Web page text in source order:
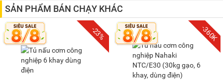
8 triệu - 10 triệu (3)
10 triệu - 15 triệu (17)
15 triệu - 20 triệu
20 triệu - 25 triệu (1)
25 triệu - 30 triệu (4)
SẢN PHẨM BÁN CHẠY KHÁC
-23% -360K